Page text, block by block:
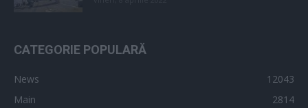
CATEGORIE POPULARĂ
News
12043
Main
2814